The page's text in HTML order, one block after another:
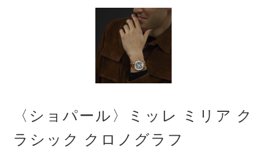
〈ショパール〉ミッレ ミリア ク
ラシック クロノグラフ